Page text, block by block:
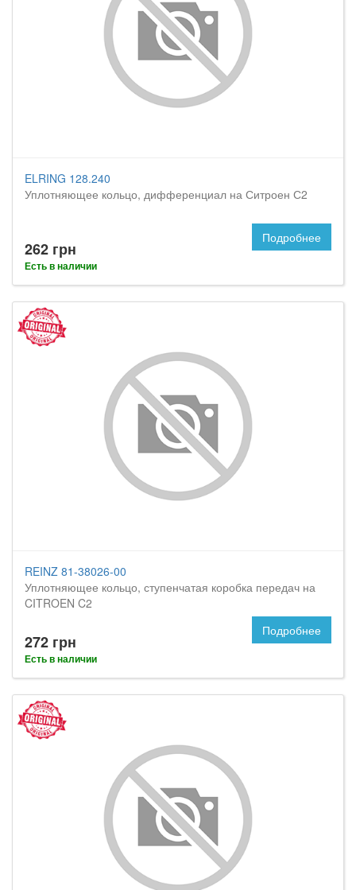
ELRING 128.240
Уплотняющее кольцо, дифференциал на Ситроен С2
262 грн
Есть в наличии
Подробнее
REINZ 81-38026-00
Уплотняющее кольцо, ступенчатая коробка передач на
CITROEN C2
272 грн
Есть в наличии
Подробнее